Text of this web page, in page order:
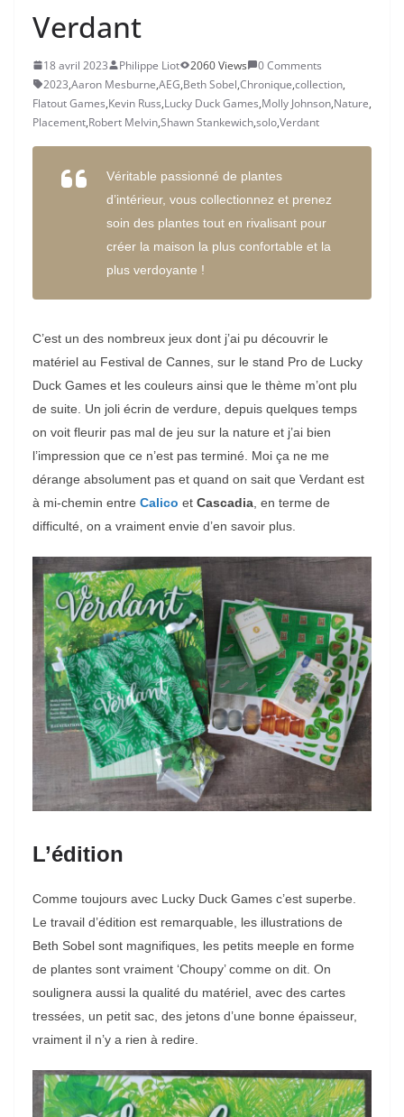
Verdant
18 avril 2023 Philippe Liot 2060 Views
0 Comments
2023,Aaron Mesburne,AEG,Beth Sobel,Chronique,collection,
Flatout Games,Kevin Russ,Lucky Duck Games,Molly Johnson,Nature,
Placement,Robert Melvin,Shawn Stankewich,solo,Verdant
Véritable passionné de plantes
d’intérieur, vous collectionnez et prenez
soin des plantes tout en rivalisant pour
créer la maison la plus confortable et la
plus verdoyante !
C’est un des nombreux jeux dont j’ai pu découvrir le
matériel au Festival de Cannes, sur le stand Pro de Lucky
Duck Games et les couleurs ainsi que le thème m’ont plu
de suite. Un joli écrin de verdure, depuis quelques temps
on voit fleurir pas mal de jeu sur la nature et j’ai bien
l’impression que ce n’est pas terminé. Moi ça ne me
dérange absolument pas et quand on sait que Verdant est
à mi-chemin entre Calico et Cascadia , en terme de
difficulté, on a vraiment envie d’en savoir plus.
L’édition
Comme toujours avec Lucky Duck Games c’est superbe.
Le travail d’édition est remarquable, les illustrations de
Beth Sobel sont magnifiques, les petits meeple en forme
de plantes sont vraiment ‘Choupy’ comme on dit. On
soulignera aussi la qualité du matériel, avec des cartes
tressées, un petit sac, des jetons d’une bonne épaisseur,
vraiment il n’y a rien à redire.